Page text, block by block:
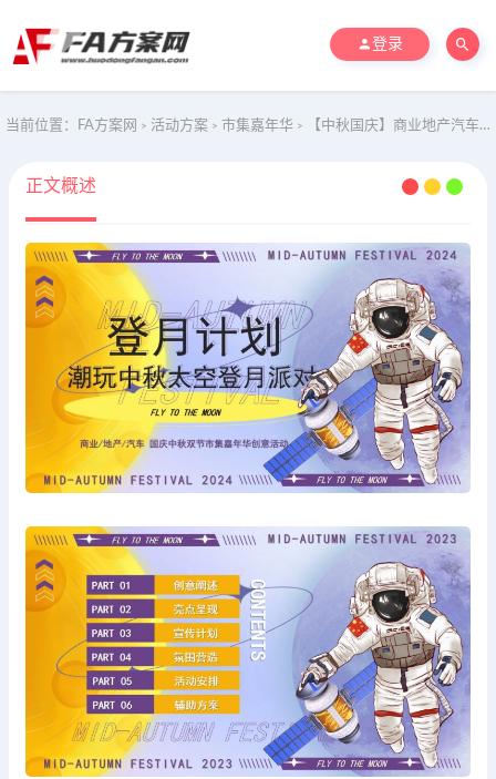
登录
当前位置： FA方案网 > 活动方案 > 市集嘉年华 > 【中秋国庆】商业地产汽车-探索宇宙登月计划市集嘉年华活动方案
正文概述